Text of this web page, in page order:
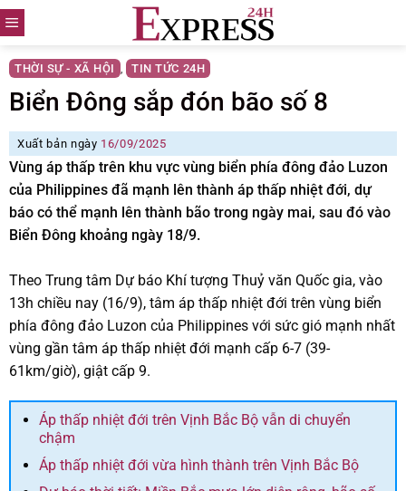
Skip
to
content
THỜI SỰ - XÃ HỘI , TIN TỨC 24H
Biển Đông sắp đón bão số 8
Xuất bản ngày 16/09/2025
Vùng áp thấp trên khu vực vùng biển phía đông đảo Luzon
của Philippines đã mạnh lên thành áp thấp nhiệt đới, dự
báo có thể mạnh lên thành bão trong ngày mai, sau đó vào
Biển Đông khoảng ngày 18/9.
Theo Trung tâm Dự báo Khí tượng Thuỷ văn Quốc gia, vào
13h chiều nay (16/9), tâm áp thấp nhiệt đới trên vùng biển
phía đông đảo Luzon của Philippines với sức gió mạnh nhất
vùng gần tâm áp thấp nhiệt đới mạnh cấp 6-7 (39-
61km/giờ), giật cấp 9.
Áp thấp nhiệt đới trên Vịnh Bắc Bộ vẫn di chuyển
chậm
Áp thấp nhiệt đới vừa hình thành trên Vịnh Bắc Bộ